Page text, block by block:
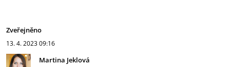
Zveřejněno
13. 4. 202309:16
Martina Jeklová